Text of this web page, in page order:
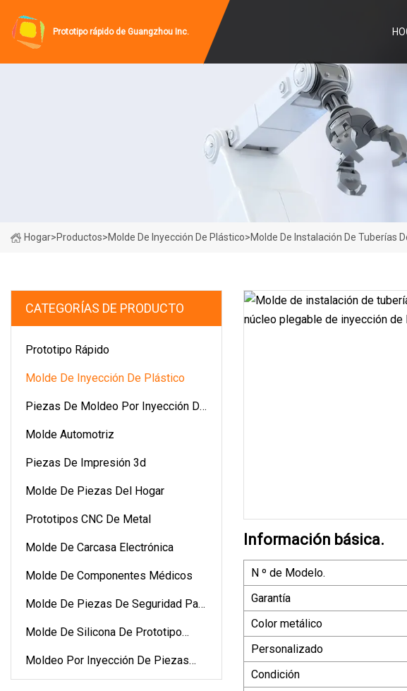
Prototipo rápido de Guangzhou Inc.
Hogar>Productos>Molde De Inyección De Plástico>Molde De Instalación De Tuberías
CATEGORÍAS DE PRODUCTO
Prototipo Rápido
Molde De Inyección De Plástico
Piezas De Moldeo Por Inyección De
Molde Automotriz
Piezas De Impresión 3d
Molde De Piezas Del Hogar
Prototipos CNC De Metal
Molde De Carcasa Electrónica
Molde De Componentes Médicos
Molde De Piezas De Seguridad Para
Molde De Silicona De Prototipo
Moldeo Por Inyección De Piezas
Para El Hogar
Información básica.
N º de Modelo.
Garantía
Color metálico
Personalizado
Condición